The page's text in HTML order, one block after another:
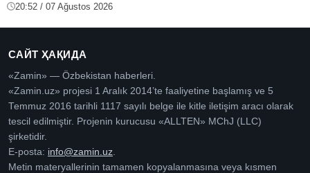
20:52 / 07 Ağustos 2026
САЙТ ҲАҚИДА
«Zamin» — Özbekistan haberleri.
«Zamin.uz» projesi 1 Aralık 2014’te faaliyetine başlamış ve 5
Temmuz 2016 tarihli 1117 sayılı belge ile kitle iletişim aracı olarak
tescil edilmiştir. Projenin kurucusu «ALLTEN» MChJ (LLC)
şirketidir.
E-posta: info@zamin.uz
Metin materyallerinin tamamen kopyalanmasına veya kısmen